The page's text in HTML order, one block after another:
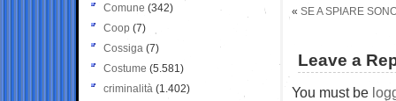
« SE A SPIARE
Leave a
You must be
Comune (342)
Coop (7)
Cossiga (7)
Costume (5.581)
criminalità (1.402)